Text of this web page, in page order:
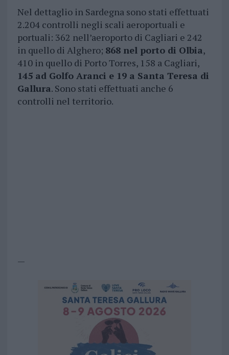
Nel dettaglio in Sardegna sono stati effettuati
2.204 controlli negli scali aeroportuali e
portuali: 362 nell’aeroporto di Cagliari e 242
in quello di Alghero; 868 nel porto di Olbia,
410 in quello di Porto Torres, 158 a Cagliari,
145 ad Golfo Aranci e 19 a Santa Teresa di
Gallura. Sono stati effettuati anche 6
controlli nel territorio.
—